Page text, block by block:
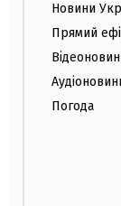
Новини
Прямий
Погода